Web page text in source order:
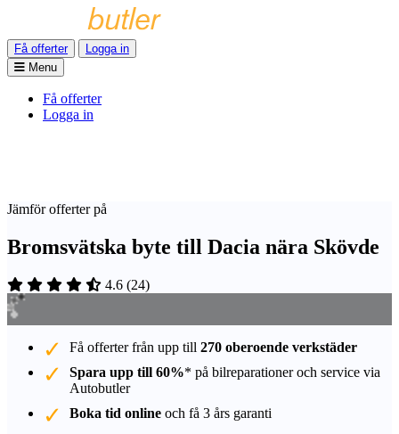
Få offerter
Logga in
Menu
Få offerter
Logga in
Jämför offerter på
Bromsvätska byte till Dacia nära Skövde
4.6 (24)
Få offerter från upp till 270 oberoende verkstäder
Spara upp till 60%* på bilreparationer och service via
Autobutler
Boka tid online och få 3 års garanti